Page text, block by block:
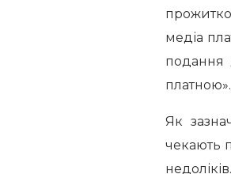
медіа
подання
платною».
Як
чекають